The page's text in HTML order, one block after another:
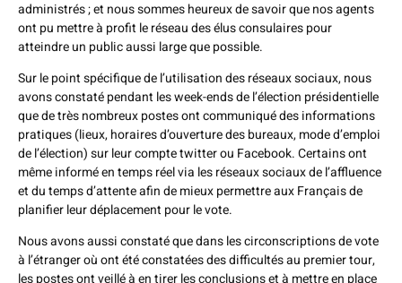
administrés ; et nous sommes heureux de savoir que nos agents
ont pu mettre à profit le réseau des élus consulaires pour
atteindre un public aussi large que possible.
Sur le point spécifique de l’utilisation des réseaux sociaux, nous
avons constaté pendant les week-ends de l’élection présidentielle
que de très nombreux postes ont communiqué des informations
pratiques (lieux, horaires d’ouverture des bureaux, mode d’emploi
de l’élection) sur leur compte twitter ou Facebook. Certains ont
même informé en temps réel via les réseaux sociaux de l’affluence
et du temps d’attente afin de mieux permettre aux Français de
planifier leur déplacement pour le vote.
Nous avons aussi constaté que dans les circonscriptions de vote
à l’étranger où ont été constatées des difficultés au premier tour,